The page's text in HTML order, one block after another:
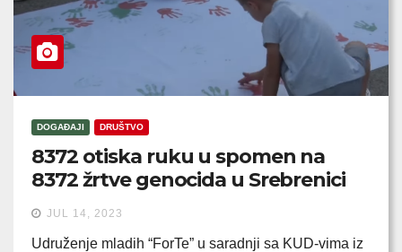
DOGAĐAJI DRUŠTVO
8372 otiska ruku u spomen na
8372 žrtve genocida u Srebrenici
JUL 14, 2023
Udruženje mladih “ForTe” u saradnji sa KUD-vima iz